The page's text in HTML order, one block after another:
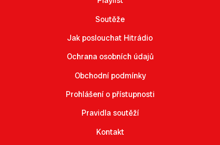
Soutěže
Jak poslouchat Hitrádio
Ochrana osobních údajů
Obchodní podmínky
Prohlášení o přístupnosti
Pravidla soutěží
Kontakt